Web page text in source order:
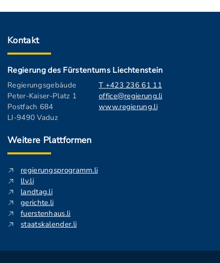
Kontakt
Regierung des Fürstentums Liechtenstein
Regierungsgebäude
Peter-Kaiser-Platz 1
Postfach 684
LI-9490 Vaduz
T +423 236 61 11
office@regierung.li
www.regierung.li
Weitere Plattformen
regierungsprogramm.li
llv.li
landtag.li
gerichte.li
fuerstenhaus.li
staatskalender.li